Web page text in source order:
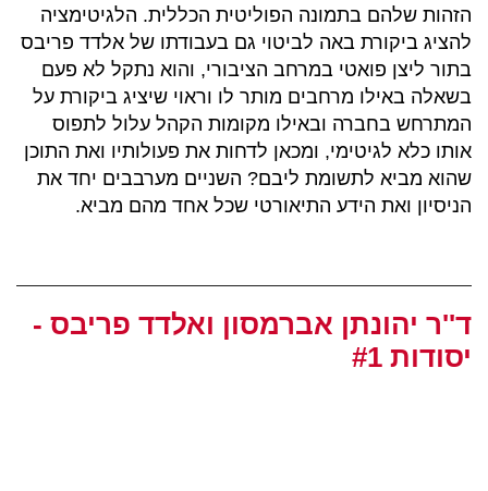
הזהות שלהם בתמונה הפוליטית הכללית. הלגיטימציה
להציג ביקורת באה לביטוי גם בעבודתו של אלדד פריבס
בתור ליצן פואטי במרחב הציבורי, והוא נתקל לא פעם
בשאלה באילו מרחבים מותר לו וראוי שיציג ביקורת על
המתרחש בחברה ובאילו מקומות הקהל עלול לתפוס
אותו כלא לגיטימי, ומכאן לדחות את פעולותיו ואת התוכן
שהוא מביא לתשומת ליבם? השניים מערבבים יחד את
הניסיון ואת הידע התיאורטי שכל אחד מהם מביא.
ד''ר יהונתן אברמסון ואלדד פריבס -
יסודות #1